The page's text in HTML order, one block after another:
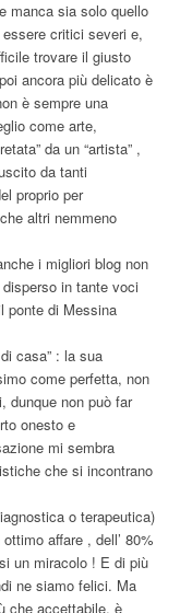
manca sia solo quello
essere critici severi e,
trovare il giusto
ancora più delicato è
è sempre una
come arte,
da un “artista” ,
da tanti
proprio per
altri nemmeno
i migliori blog non
in tante voci
ponte di Messina
casa” : la sua
come perfetta, non
dunque non può far
onesto e
mi sembra
che si incontrano
o terapeutica)
affare , dell’ 80%
un miracolo ! E di più
ne siamo felici. Ma
che accettabile, è